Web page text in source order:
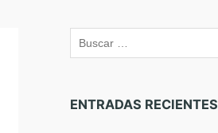
ENTRADAS RECIENTES